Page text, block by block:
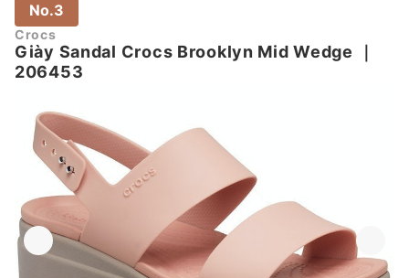
No.3
Crocs
Giày Sandal Crocs Brooklyn Mid Wedge
206453